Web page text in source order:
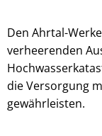
Den Ahrtal-
verheerenden
die Versorgung
gewährleisten.